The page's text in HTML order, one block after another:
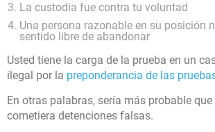
La custodia fue contra tu voluntad
Una persona razonable en su posición
sentido libre de abandonar
Usted tiene la carga de la prueba en un
ilegal por la preponderancia de las
En otras palabras, sería más probable
cometiera detenciones falsas.